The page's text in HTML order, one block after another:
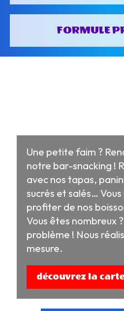
FORMULE
Une petite faim ?
notre bar-snacking !
avec nos tapas,
sucrés et salés… Vous
profiter de nos
Vous êtes nombreux
problème ! Nous
mesure.
découvrez la carte